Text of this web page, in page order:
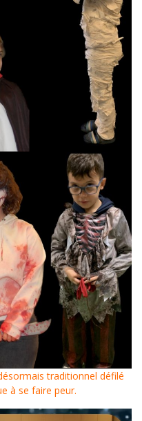
traditionnel défilé
à se faire peur.